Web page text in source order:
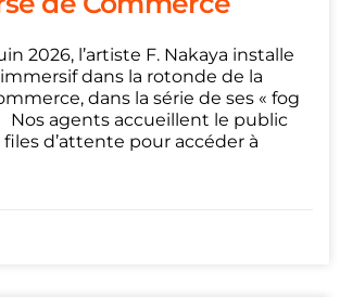
2026, l’artiste F. Nakaya installe
dans la rotonde de la
dans la série de ses « fog
Nos agents accueillent le public
d’attente pour accéder à